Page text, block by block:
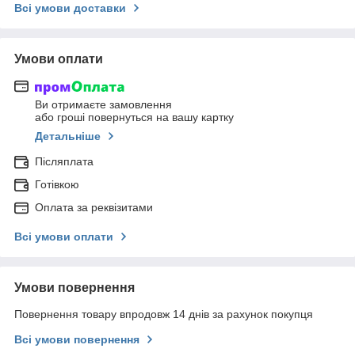
Всі умови доставки
Умови оплати
Ви отримаєте замовлення
або гроші повернуться на вашу картку
Детальніше
Післяплата
Готівкою
Оплата за реквізитами
Всі умови оплати
Умови повернення
Повернення товару впродовж 14 днів за рахунок покупця
Всі умови повернення